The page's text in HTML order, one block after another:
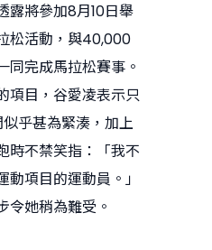
露將參加8月10日舉
松活動，與40,000
同完成馬拉松賽事。
項目，谷愛凌表示只
乎甚為緊湊，加上
時不禁笑指：「我不
項目的運動員。」
令她稍為難受。